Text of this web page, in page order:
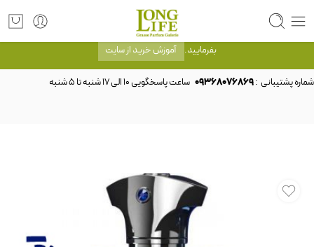
توجه! برند لانگ لایف رایحه های معروف را با شیشه و بسته بندی خود شرکت لانگ لایف
عرضه می کند.که با انتخاب حجم هر ادکلنی می توانید شیشه و بسته بندی را ملاحظه
بفرمایید. آموزش خرید از سایت
شماره پشتیبانی :09368076869